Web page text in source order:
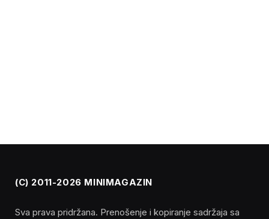
(C) 2011-2026 MINIMAGAZIN
Sva prava pridržana. Prenošenje i kopiranje sadržaja sa